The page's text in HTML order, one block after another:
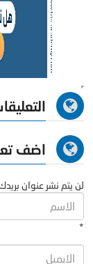
اضف
لن يتم نشر عنوان
*